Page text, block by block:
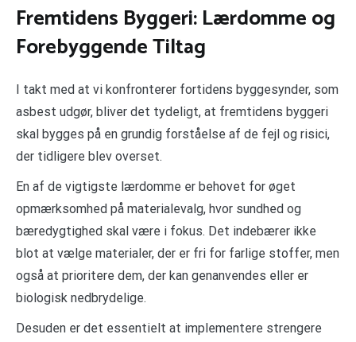
Fremtidens Byggeri: Lærdomme og
Forebyggende Tiltag
I takt med at vi konfronterer fortidens byggesynder, som
asbest udgør, bliver det tydeligt, at fremtidens byggeri
skal bygges på en grundig forståelse af de fejl og risici,
der tidligere blev overset.
En af de vigtigste lærdomme er behovet for øget
opmærksomhed på materialevalg, hvor sundhed og
bæredygtighed skal være i fokus. Det indebærer ikke
blot at vælge materialer, der er fri for farlige stoffer, men
også at prioritere dem, der kan genanvendes eller er
biologisk nedbrydelige.
Desuden er det essentielt at implementere strengere